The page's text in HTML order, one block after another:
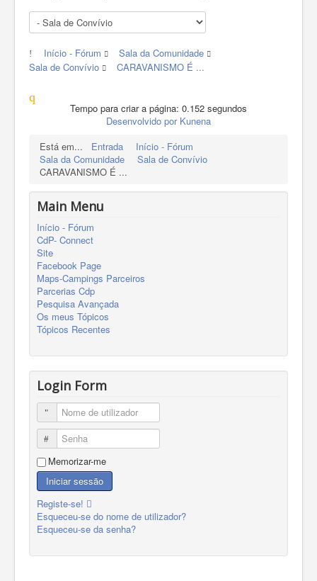
Início - Fórum
Sala da Comunidade
Sala de Convívio
CARAVANISMO É ...
Tempo para criar a página: 0.152 segundos
Desenvolvido por Kunena
Está em...
Entrada
Início - Fórum
Sala da Comunidade
Sala de Convívio
CARAVANISMO É ...
Main Menu
Início - Fórum
CdP- Connect
Site
Facebook Page
Maps-Campings Parceiros
Parcerias Cdp
Pesquisa Avançada
Os meus Tópicos
Tópicos Recentes
Login Form
Nome de utilizador
Senha
Memorizar-me
Iniciar sessão
Registe-se!
Esqueceu-se do nome de utilizador?
Esqueceu-se da senha?